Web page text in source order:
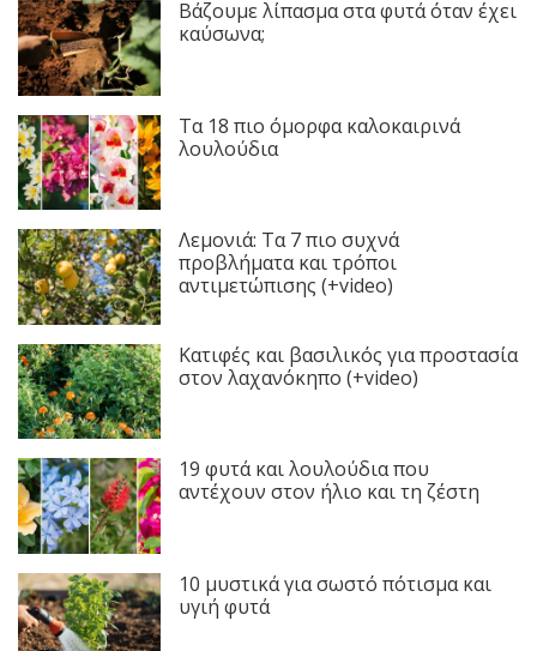
Βάζουμε λίπασμα στα φυτά όταν έχει
καύσωνα;
Τα 18 πιο όμορφα καλοκαιρινά
λουλούδια
Λεμονιά: Τα 7 πιο συχνά
προβλήματα και τρόποι
αντιμετώπισης (+video)
Κατιφές και βασιλικός για προστασία
στον λαχανόκηπο (+video)
19 φυτά και λουλούδια που
αντέχουν στον ήλιο και τη ζέστη
10 μυστικά για σωστό πότισμα και
υγιή φυτά